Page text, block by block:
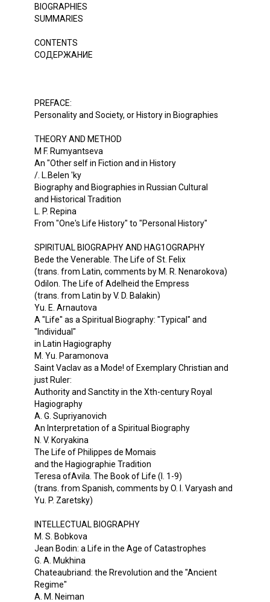
BIOGRAPHIES
SUMMARIES
CONTENTS
СОДЕРЖАНИЕ
PREFACE:
Personality and Society, or History in Biographies
THEORY AND METHOD
M F. Rumyantseva
An "Other self in Fiction and in History
/. L.Belen 'ky
Biography and Biographies in Russian Cultural
and Historical Tradition
L. P. Repina
From "One's Life History" to "Personal History"
SPIRITUAL BIOGRAPHY AND HAG1OGRAPHY
Bede the Venerable. The Life of St. Felix
(trans. from Latin, comments by M. R. Nenarokova)
Odilon. The Life of Adelheid the Empress
(trans. from Latin by V. D. Balakin)
Yu. E. Arnautova
A "Life" as a Spiritual Biography: "Typical" and
"Individual"
in Latin Hagiography
M. Yu. Paramonova
Saint Vaclav as a Mode! of Exemplary Christian and
just Ruler:
Authority and Sanctity in the Xth-century Royal
Hagiography
A. G. Supriyanovich
An Interpretation of a Spiritual Biography
N. V. Koryakina
The Life of Philippes de Momais
and the Hagiographie Tradition
Teresa ofAvila. The Book of Life (I. 1-9)
(trans. from Spanish, comments by O. I. Varyash and
Yu. P. Zaretsky)
INTELLECTUAL BIOGRAPHY
M. S. Bobkova
Jean Bodin: a Life in the Age of Catastrophes
G. A. Mukhina
Chateaubriand: the Rrevolution and the "Ancient
Regime"
A. M. Neiman